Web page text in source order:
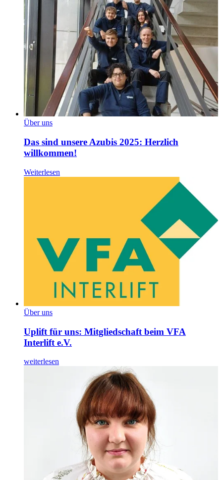
Über uns
Das sind unsere Azubis 2025: Herzlich
willkommen!
Weiterlesen
Über uns
Uplift für uns: Mitgliedschaft beim VFA
Interlift e.V.
weiterlesen